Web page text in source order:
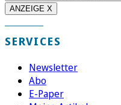
ANZEIGE X
SERVICES
Newsletter
Abo
E-Paper